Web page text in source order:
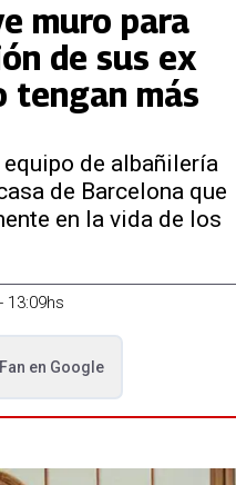
muro para
de sus ex
tengan más
de albañilería
de Barcelona que
en la vida de los
13:09hs
en Google